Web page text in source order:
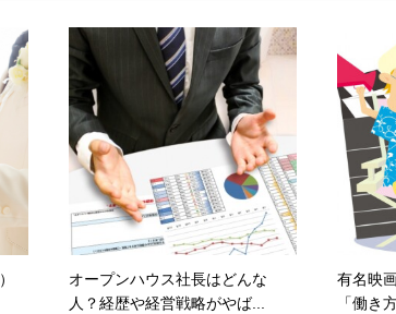
オープンハウス社長はどんな
人？経歴や経営戦略がやば...
有名映
「働き